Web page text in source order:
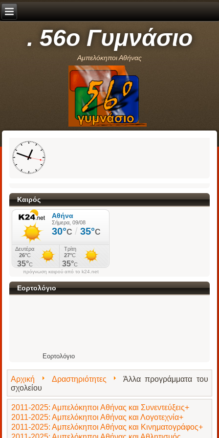
. 56ο Γυμνάσιο
Αμπελόκηποι Αθήνας
Καιρός
πρόγνωση καιρού από το k24.net
Εορτολόγιο
Εορτολόγιο
Αρχική Δραστηριότητες
Άλλα προγράμματα του
σχολείου
2011-2025: Αμπελόκηποι Αθήνας και Συνεντεύξεις+
2011-2025: Αμπελόκηποι Αθήνας και Λογοτεχνία+
2011-2025: Αμπελόκηποι Αθήνας και Κινηματογράφος+